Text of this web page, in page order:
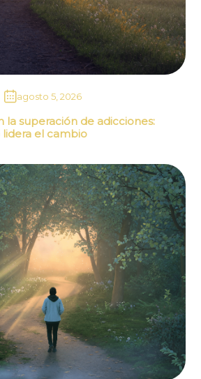
agosto 5, 2026
la superación de adicciones:
el cambio